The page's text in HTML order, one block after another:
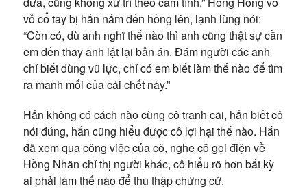
vỗ cổ tay bị hắn nắm đến hồng lên, lạnh lùng nói:
“Còn có, dù anh nghĩ thế nào thì anh cũng thật sự cần
em đến thay anh lật lại bản án. Đám người các anh
chỉ biết dùng vũ lực, chỉ có em biết làm thế nào để tìm
ra manh mối của cái chết này.”
Hắn không có cách nào cùng cô tranh cãi, hắn biết cô
nói đúng, hắn cũng hiểu được cô lợi hại thế nào. Hắn
đã xem qua công việc của cô, nghe cô gọi điện về
Hồng Nhãn chỉ thị người khác, cô hiểu rõ hơn bất kỳ
ai phải làm thế nào để thu thập chứng cứ.